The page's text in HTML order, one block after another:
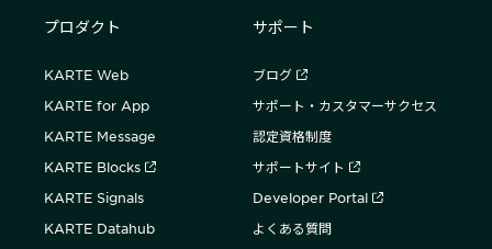
プロダクト
KARTE Web
KARTE for App
KARTE Message
KARTE Blocks
KARTE Signals
KARTE Datahub
サポート
ブログ
サポート・カスタマーサクセス
認定資格制度
サポートサイト
Developer Portal
よくある質問